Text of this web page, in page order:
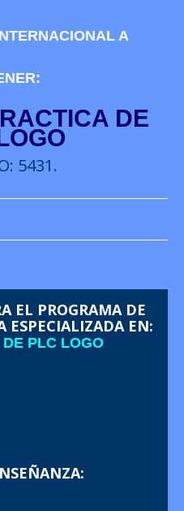
A
DE
5431.
EL PROGRAMA DE
ESPECIALIZADA EN:
PLC LOGO